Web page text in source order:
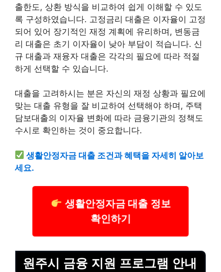
출한도, 상환 방식을 비교하여 쉽게 이해할 수 있도
록 구성하였습니다. 고정금리 대출은 이자율이 고정
되어 있어 장기적인 재정 계획에 유리하며, 변동금
리 대출은 초기 이자율이 낮아 부담이 적습니다. 신
규 대출과 재융자 대출은 각각의 필요에 따라 적절
하게 선택할 수 있습니다.
대출을 고려하시는 분은 자신의 재정 상황과 필요에
맞는 대출 유형을 잘 비교하여 선택해야 하며, 주택
담보대출의 이자율 변화에 따라 금융기관의 정책도
수시로 확인하는 것이 중요합니다.
생활안정자금 대출 조건과 혜택을 자세히 알아보
세요.
생활안정자금 대출 정보
확인하기
원주시 금융 지원 프로그램 안내